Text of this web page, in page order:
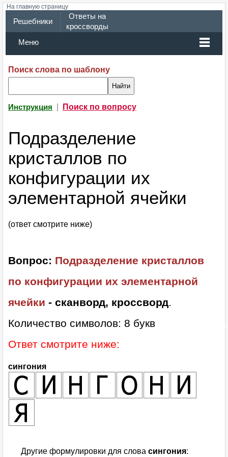
На главную страницу
Решебники
Ответы на
кроссворды
Меню
Поиск слова по шаблону
Инструкция Поиск по вопросу
Подразделение
кристаллов по
конфигурации их
элементарной ячейки
(ответ смотрите ниже)
Вопрос: Подразделение кристаллов
по конфигурации их элементарной
ячейки - сканворд, кроссворд.
Количество символов: 8 букв
Ответ смотрите ниже:
сингония
Другие формулировки для слова сингония: